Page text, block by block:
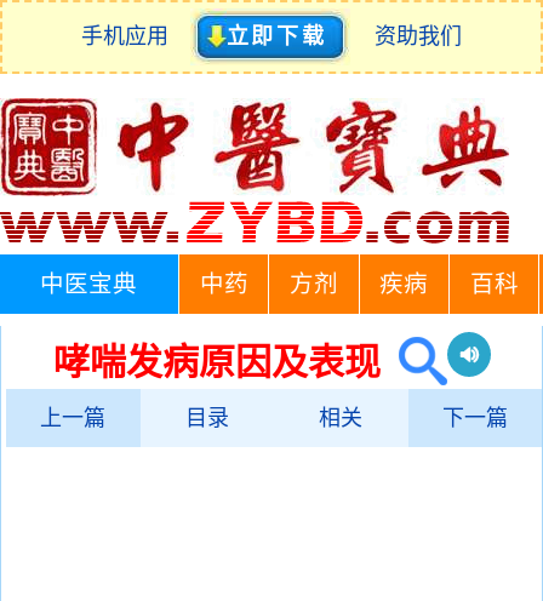
手机应用 立即下载 资助我们
中医宝典 中药 方剂 疾病 百科
哮喘发病原因及表现
上一篇 目录 相关 下一篇